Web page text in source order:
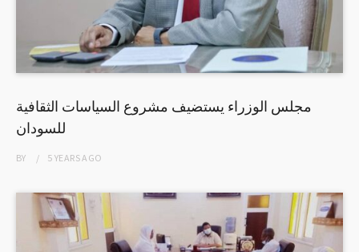
مجلس الوزراء يستضيف مشروع السياسات الثقافية
للسودان
BY 5 YEARSAGO